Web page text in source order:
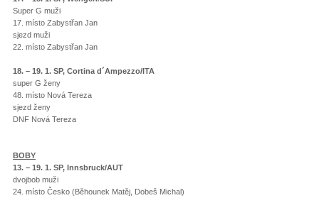
Super G muži
17. místo Zabystřan Jan
sjezd muži
22. místo Zabystřan Jan
18. – 19. 1. SP, Cortina d´Ampezzo/ITA
super G ženy
48. místo Nová Tereza
sjezd ženy
DNF Nová Tereza
BOBY
13. – 19. 1. SP, Innsbruck/AUT
dvojbob muži
24. místo Česko (Běhounek Matěj, Dobeš Michal)